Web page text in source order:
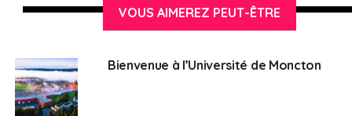
sera accessible en direct surla chaine Youtube de
l’Alliance Française de Calgary. La conférence se
suffit de suivre
ce lien.
VOUS AIMEREZ PEUT-ÊTRE
Bienvenue à l’Université de Moncton